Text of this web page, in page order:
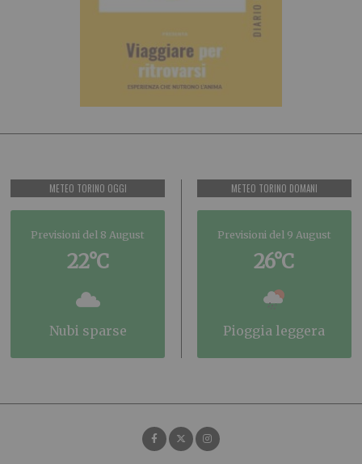
METEO TORINO OGGI
Previsioni del 8 August
22°C
nubi sparse
METEO TORINO DOMANI
Previsioni del 9 August
26°C
pioggia leggera